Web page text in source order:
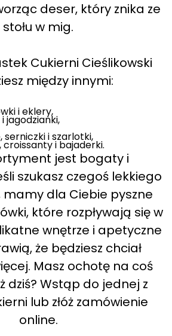
deser, który znika ze
stołu w mig.
Cukierni Cieślikowski
między innymi:
i eklery,
jagodzianki,
serniczki i szarlotki,
i bajaderki.
jest bogaty i
szukasz czegoś lekkiego
mamy dla Ciebie pyszne
które rozpływają się w
wnętrze i apetyczne
że będziesz chciał
Masz ochotę na coś
dziś? Wstąp do jednej z
lub złóż zamówienie
online.